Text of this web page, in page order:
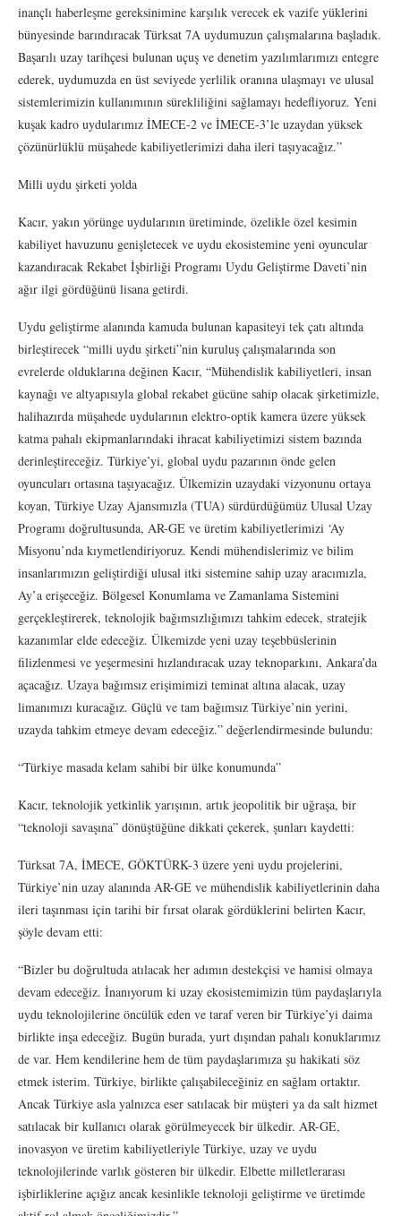
inançlı haberleşme gereksinimine karşılık verecek ek vazife yüklerini
bünyesinde barındıracak Türksat 7A uydumuzun çalışmalarına başladık.
Başarılı uzay tarihçesi bulunan uçuş ve denetim yazılımlarımızı entegre
ederek, uydumuzda en üst seviyede yerlilik oranına ulaşmayı ve ulusal
sistemlerimizin kullanımının sürekliliğini sağlamayı hedefliyoruz. Yeni
kuşak kadro uydularımız İMECE-2 ve İMECE-3’le uzaydan yüksek
çözünürlüklü müşahede kabiliyetlerimizi daha ileri taşıyacağız.”
Milli uydu şirketi yolda
Kacır, yakın yörünge uydularının üretiminde, özelikle özel kesimin
kabiliyet havuzunu genişletecek ve uydu ekosistemine yeni oyuncular
kazandıracak Rekabet İşbirliği Programı Uydu Geliştirme Daveti’nin
ağır ilgi gördüğünü lisana getirdi.
Uydu geliştirme alanında kamuda bulunan kapasiteyi tek çatı altında
birleştirecek “milli uydu şirketi”nin kuruluş çalışmalarında son
evrelerde olduklarına değinen Kacır, “Mühendislik kabiliyetleri, insan
kaynağı ve altyapısıyla global rekabet gücüne sahip olacak şirketimizle,
halihazırda müşahede uydularının elektro-optik kamera üzere yüksek
katma pahalı ekipmanlarındaki ihracat kabiliyetimizi sistem bazında
derinleştireceğiz. Türkiye’yi, global uydu pazarının önde gelen
oyuncuları ortasına taşıyacağız. Ülkemizin uzaydaki vizyonunu ortaya
koyan, Türkiye Uzay Ajansımızla (TUA) sürdürdüğümüz Ulusal Uzay
Programı doğrultusunda, AR-GE ve üretim kabiliyetlerimizi ‘Ay
Misyonu’nda kıymetlendiriyoruz. Kendi mühendislerimiz ve bilim
insanlarımızın geliştirdiği ulusal itki sistemine sahip uzay aracımızla,
Ay’a erişeceğiz. Bölgesel Konumlama ve Zamanlama Sistemini
gerçekleştirerek, teknolojik bağımsızlığımızı tahkim edecek, stratejik
kazanımlar elde edeceğiz. Ülkemizde yeni uzay teşebbüslerinin
filizlenmesi ve yeşermesini hızlandıracak uzay teknoparkını, Ankara’da
açacağız. Uzaya bağımsız erişimimizi teminat altına alacak, uzay
limanımızı kuracağız. Güçlü ve tam bağımsız Türkiye’nin yerini,
uzayda tahkim etmeye devam edeceğiz.” değerlendirmesinde bulundu:
“Türkiye masada kelam sahibi bir ülke konumunda”
Kacır, teknolojik yetkinlik yarışının, artık jeopolitik bir uğraşa, bir
“teknoloji savaşına” dönüştüğüne dikkati çekerek, şunları kaydetti:
Türksat 7A, İMECE, GÖKTÜRK-3 üzere yeni uydu projelerini,
Türkiye’nin uzay alanında AR-GE ve mühendislik kabiliyetlerinin daha
ileri taşınması için tarihi bir fırsat olarak gördüklerini belirten Kacır,
şöyle devam etti:
“Bizler bu doğrultuda atılacak her adımın destekçisi ve hamisi olmaya
devam edeceğiz. İnanıyorum ki uzay ekosistemimizin tüm paydaşlarıyla
uydu teknolojilerine öncülük eden ve taraf veren bir Türkiye’yi daima
birlikte inşa edeceğiz. Bugün burada, yurt dışından pahalı konuklarımız
de var. Hem kendilerine hem de tüm paydaşlarımıza şu hakikati söz
etmek isterim. Türkiye, birlikte çalışabileceğiniz en sağlam ortaktır.
Ancak Türkiye asla yalnızca eser satılacak bir müşteri ya da salt hizmet
satılacak bir kullanıcı olarak görülmeyecek bir ülkedir. AR-GE,
inovasyon ve üretim kabiliyetleriyle Türkiye, uzay ve uydu
teknolojilerinde varlık gösteren bir ülkedir. Elbette milletlerarası
işbirliklerine açığız ancak kesinlikle teknoloji geliştirme ve üretimde